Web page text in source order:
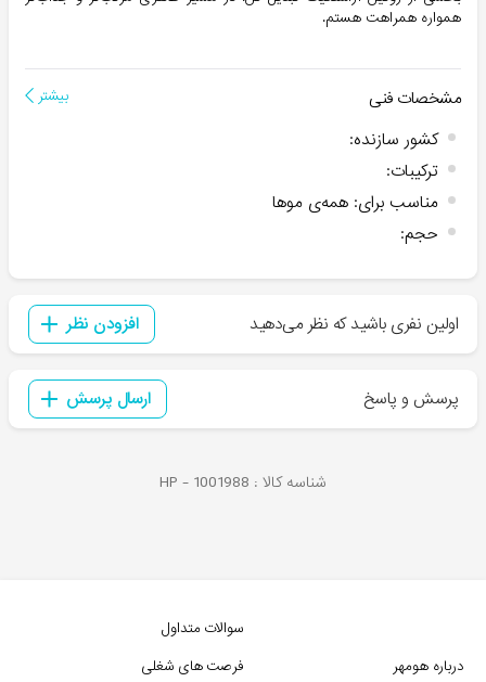
همواره همراهت هستم.
مشخصات فنی بیشتر
کشور سازنده:
ترکیبات:
مناسب برای: همه‌ی موها
حجم:
اولین نفری باشید که نظر می‌دهید افزودن نظر
پرسش و پاسخ ارسال پرسش
شناسه کالا : HP - 1001988
درباره هومهر
سوالات متداول
فرصت های شغلی